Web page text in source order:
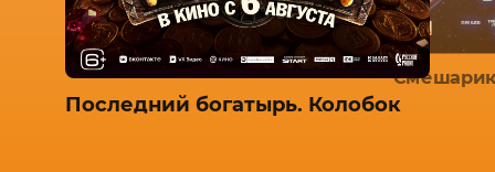
Последний богатырь. Колобок